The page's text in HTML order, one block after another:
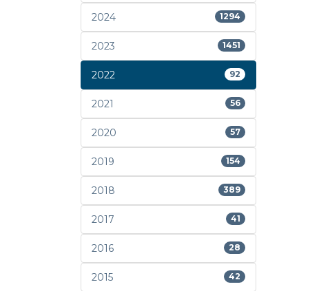
2024 1294
2023 1451
2022 92
2021 56
2020 57
2019 154
2018 389
2017 41
2016 28
2015 42